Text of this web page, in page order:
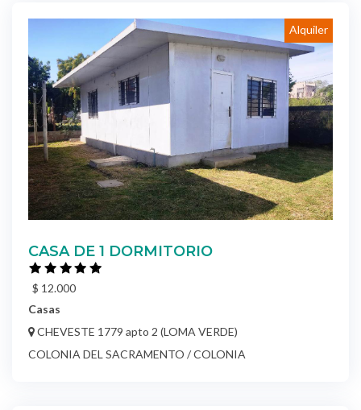
Alquiler
CASA DE 1 DORMITORIO
$ 12.000
Casas
CHEVESTE 1779 apto 2 (LOMA VERDE)
COLONIA DEL SACRAMENTO / COLONIA